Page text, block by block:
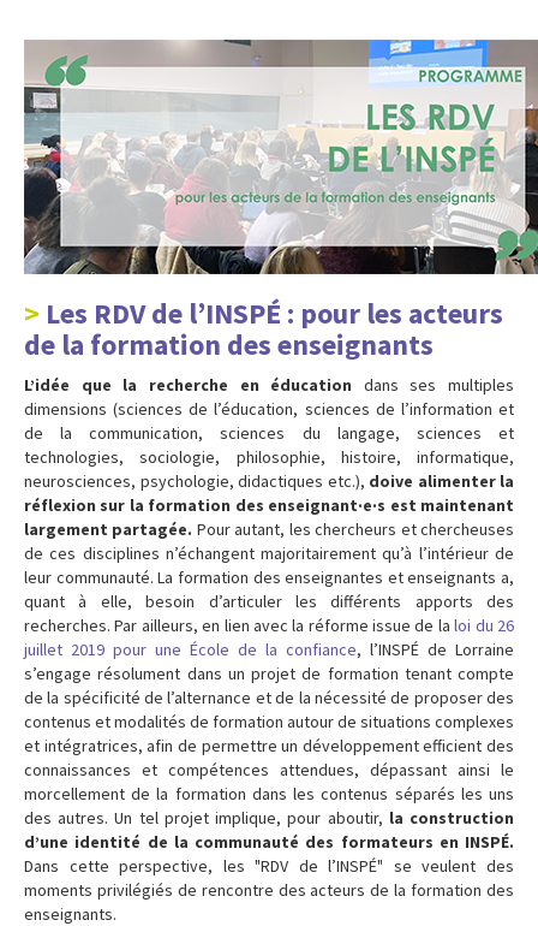
Les RDV de l’INSPÉ : pour les acteurs
de la formation des enseignants
L’idée que la recherche en éducation dans ses multiples
dimensions (sciences de l’éducation, sciences de l’information et
de la communication, sciences du langage, sciences et
technologies, sociologie, philosophie, histoire, informatique,
neurosciences, psychologie, didactiques etc.), doive alimenter la
réflexion sur la formation des enseignant·e·s est maintenant
largement partagée. Pour autant, les chercheurs et chercheuses
de ces disciplines n’échangent majoritairement qu’à l’intérieur de
leur communauté. La formation des enseignantes et enseignants a,
quant à elle, besoin d’articuler les différents apports des
recherches. Par ailleurs, en lien avec la réforme issue de laloi du 26
juillet 2019 pour une École de la confiance, l’INSPÉ de Lorraine
s’engage résolument dans un projet de formation tenant compte
de la spécificité de l’alternance et de la nécessité de proposer des
contenus et modalités de formation autour de situations complexes
et intégratrices, afin de permettre un développement efficient des
connaissances et compétences attendues, dépassant ainsi le
morcellement de la formation dans les contenus séparés les uns
des autres. Un tel projet implique, pour aboutir, la construction
d’une identité de la communauté des formateurs en INSPÉ.
Dans cette perspective, les "RDV de l’INSPÉ" se veulent des
moments privilégiés de rencontre des acteurs de la formation des
enseignants.